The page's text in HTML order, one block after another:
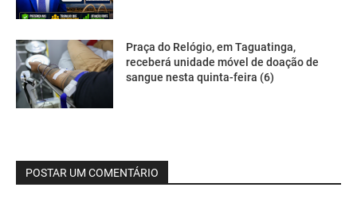
Praça do Relógio, em Taguatinga,
receberá unidade móvel de doação de
sangue nesta quinta-feira (6)
POSTAR UM COMENTÁRIO